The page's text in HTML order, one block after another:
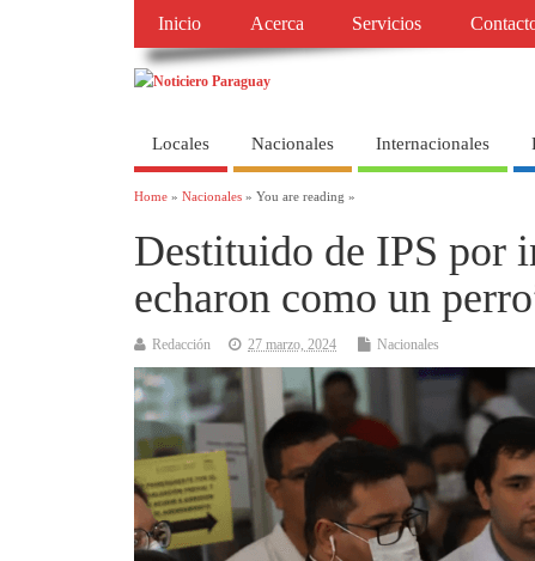
Inicio Acerca Servicios
Locales Nacionales Internacionales
Home » Nacionales » You are reading »
Destituido de IPS por
echaron como un
Redacción 27 marzo, 2024 Nacionales